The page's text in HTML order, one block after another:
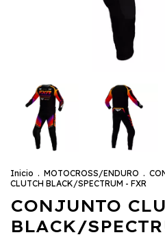
Inicio . MOTOCROSS/ENDURO .
CLUTCH BLACK/SPECTRUM - FXR
CONJUNTO
BLACK/